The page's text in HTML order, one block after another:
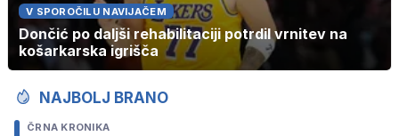
V SPOROČILU NAVIJAČEM
Dončić po daljši rehabilitaciji potrdil vrnitev na
košarkarska igrišča
NAJBOLJ BRANO
ČRNA KRONIKA